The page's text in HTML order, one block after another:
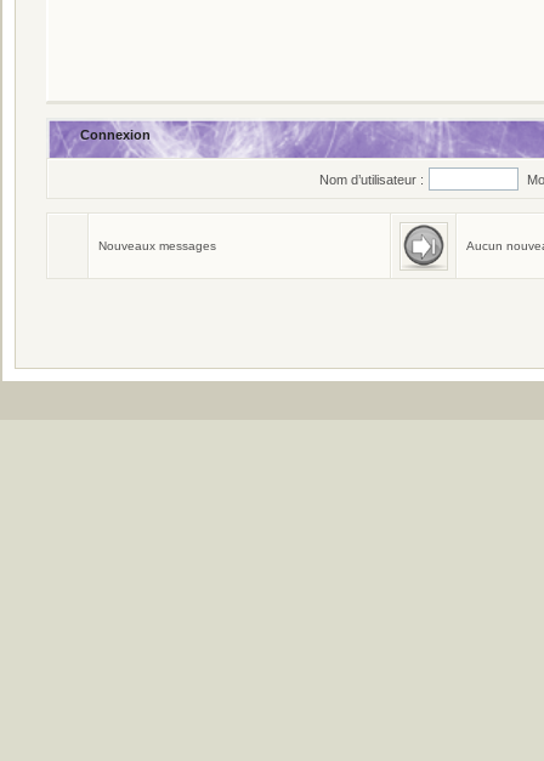
Anniversaires
Aucun membre ne fête son
Connexion
Nom d’utilisateur :
Nouveaux messages Aucun